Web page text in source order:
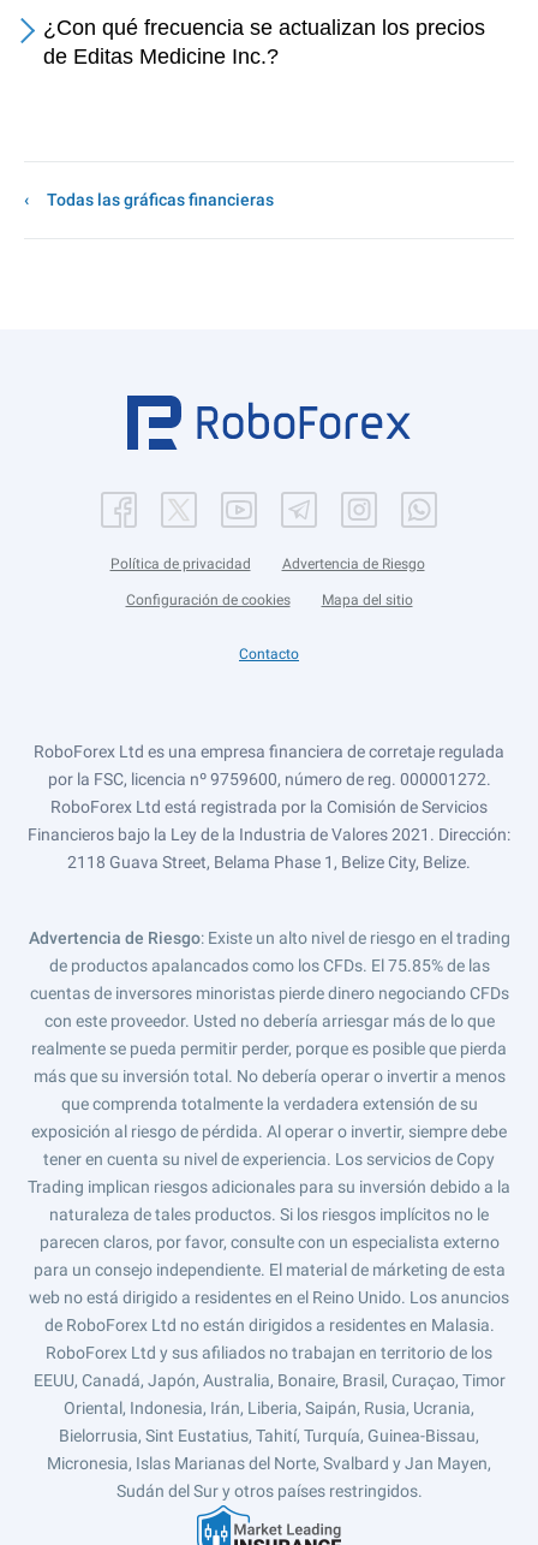
¿Con qué frecuencia se actualizan los precios
de Editas Medicine Inc.?
Todas las gráficas financieras
Política de privacidad Advertencia de Riesgo
Configuración de cookies Mapa del sitio
Contacto
RoboForex Ltd es una empresa financiera de corretaje regulada
por la FSC, licencia nº 9759600, número de reg. 000001272.
RoboForex Ltd está registrada por la Comisión de Servicios
Financieros bajo la Ley de la Industria de Valores 2021. Dirección:
2118 Guava Street, Belama Phase 1, Belize City, Belize.
Advertencia de Riesgo: Existe un alto nivel de riesgo en el trading
de productos apalancados como los CFDs. El 75.85% de las
cuentas de inversores minoristas pierde dinero negociando CFDs
con este proveedor. Usted no debería arriesgar más de lo que
realmente se pueda permitir perder, porque es posible que pierda
más que su inversión total. No debería operar o invertir a menos
que comprenda totalmente la verdadera extensión de su
exposición al riesgo de pérdida. Al operar o invertir, siempre debe
tener en cuenta su nivel de experiencia. Los servicios de Copy
Trading implican riesgos adicionales para su inversión debido a la
naturaleza de tales productos. Si los riesgos implícitos no le
parecen claros, por favor, consulte con un especialista externo
para un consejo independiente. El material de márketing de esta
web no está dirigido a residentes en el Reino Unido. Los anuncios
de RoboForex Ltd no están dirigidos a residentes en Malasia.
RoboForex Ltd y sus afiliados no trabajan en territorio de los
EEUU, Canadá, Japón, Australia, Bonaire, Brasil, Curaçao, Timor
Oriental, Indonesia, Irán, Liberia, Saipán, Rusia, Ucrania,
Bielorrusia, Sint Eustatius, Tahití, Turquía, Guinea-Bissau,
Micronesia, Islas Marianas del Norte, Svalbard y Jan Mayen,
Sudán del Sur y otros países restringidos.